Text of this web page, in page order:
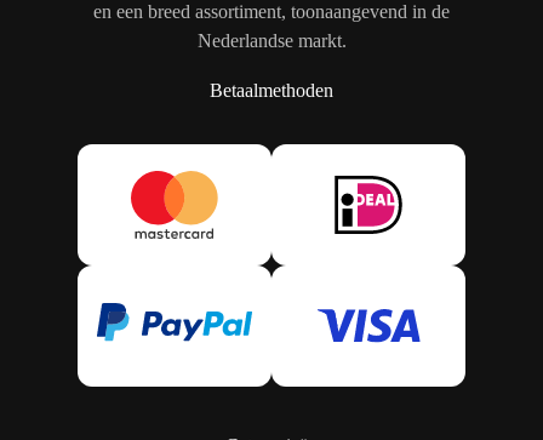
en een breed assortiment, toonaangevend in de
Nederlandse markt.
Betaalmethoden